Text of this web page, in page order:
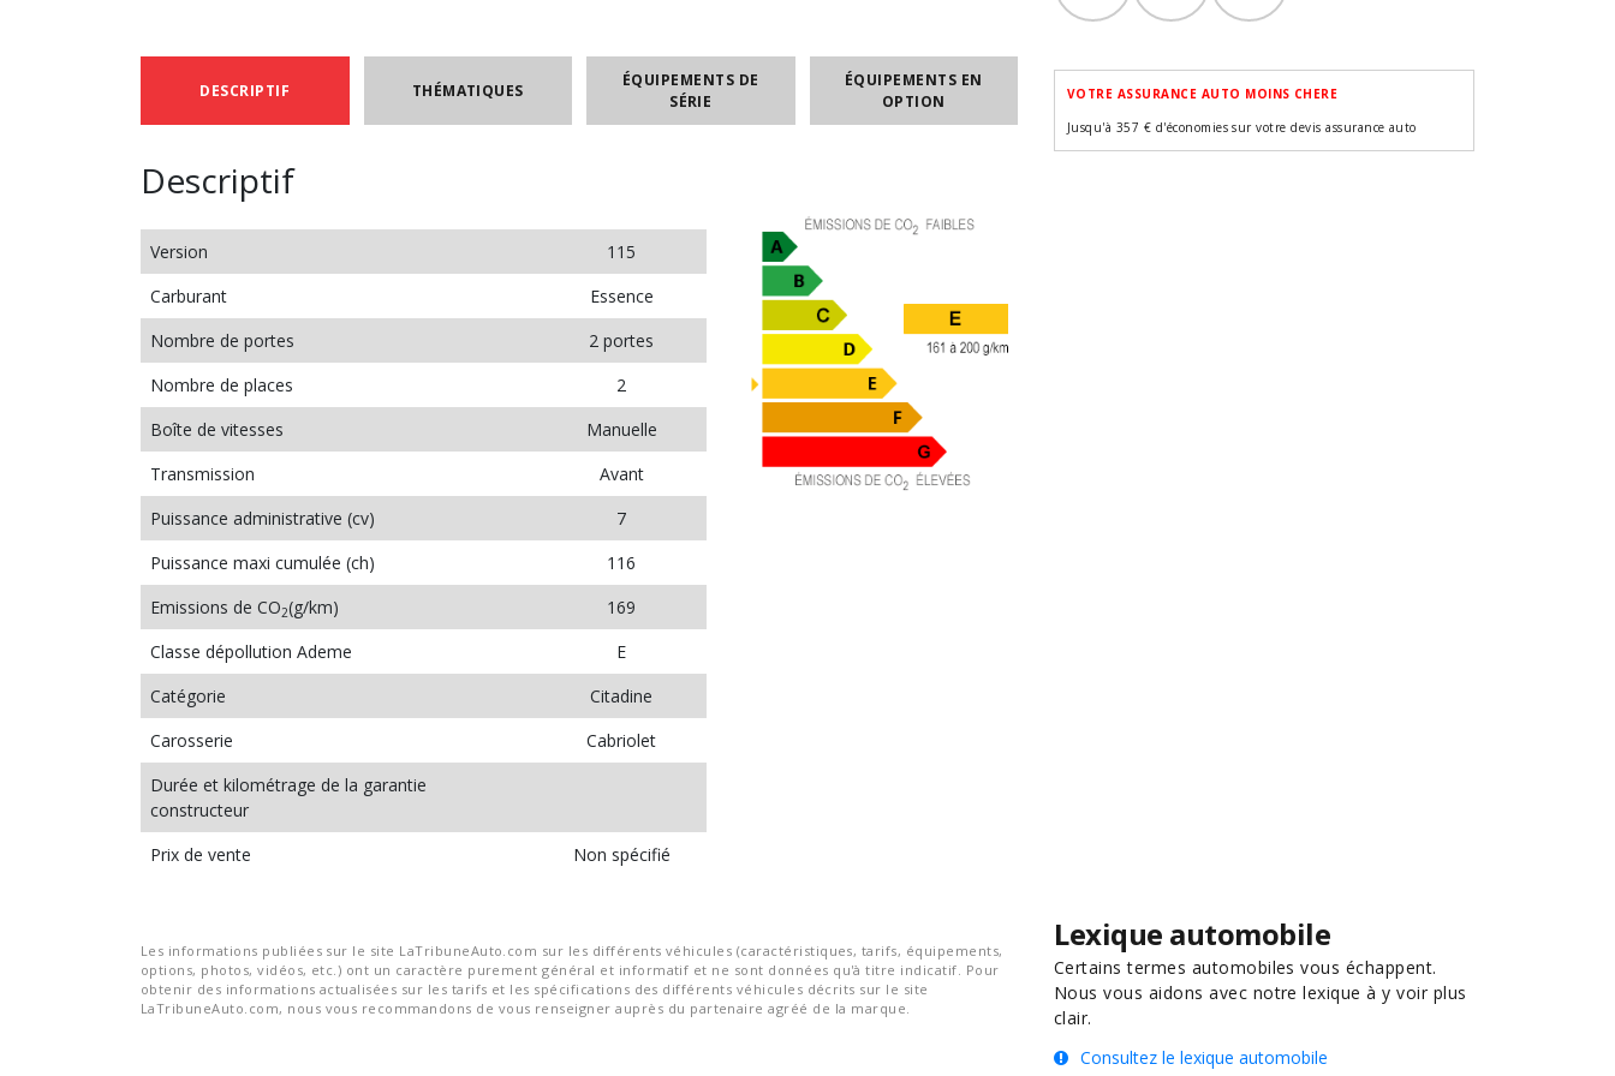
DESCRIPTIF THÉMATIQUES
ÉQUIPEMENTS DE
SÉRIE
ÉQUIPEMENTS EN
OPTION
Descriptif
Version
115
Carburant
Essence
Nombre de portes
2 portes
Nombre de places
2
Boîte de vitesses
Manuelle
Transmission
Avant
Puissance administrative (cv)
7
Puissance maxi cumulée (ch)
116
Emissions de CO2(g/km)
169
Classe dépollution Ademe
E
Catégorie
Citadine
Carosserie
Cabriolet
Durée et kilométrage de la garantie
constructeur
Prix de vente
Non spécifié
Les informations publiées sur le site LaTribuneAuto.com sur les différents véhicules (caractéristiques, tarifs, équipements,
options, photos, vidéos, etc.) ont un caractère purement général et informatif et ne sont données qu'à titre indicatif. Pour
obtenir des informations actualisées sur les tarifs et les spécifications des différents véhicules décrits sur le site
LaTribuneAuto.com, nous vous recommandons de vous renseigner auprès du partenaire agréé de la marque.
VOTRE ASSURANCE AUTO MOINS CHERE
Jusqu'à 357 € d'économies sur votre devis assurance auto
Lexique automobile
Certains termes automobiles vous échappent.
Nous vous aidons avec notre lexique à y voir plus
clair.
Consultez le lexique automobile